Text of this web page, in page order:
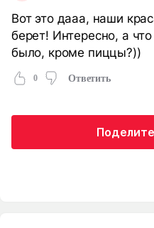
Вот это дааа, наши
берет! Интересно, а
было, кроме пиццы?))
0 Ответить